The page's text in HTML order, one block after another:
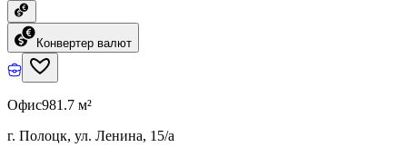
Конвертер валют
Офис981.7 м²
г. Полоцк, ул. Ленина, 15/а